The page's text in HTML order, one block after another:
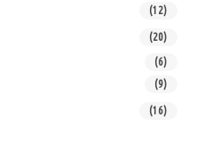
(12)
(20)
(6)
(9)
(16)